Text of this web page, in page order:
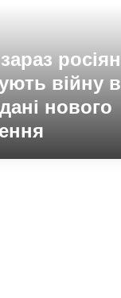
росіян
війну в
нового